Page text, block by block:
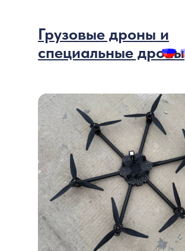
Грузовые дроны и
специальные дроны